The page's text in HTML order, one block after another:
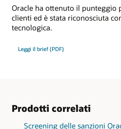
Oracle ha ottenuto il punteggio
clienti ed è stata riconosciuta
tecnologica.
Leggi il brief (PDF)
Prodotti correlati
Screening delle sanzioni